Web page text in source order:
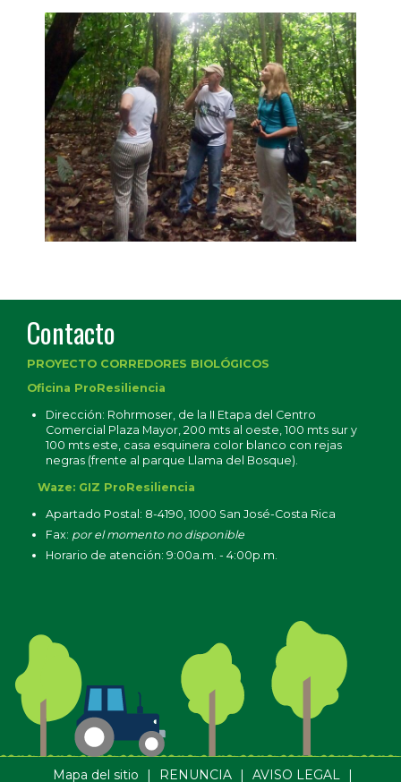
Contacto
PROYECTO CORREDORES BIOLÓGICOS
Oficina ProResiliencia
Dirección: Rohrmoser, de la II Etapa del Centro
Comercial Plaza Mayor, 200 mts al oeste, 100 mts sur y
100 mts este, casa esquinera color blanco con rejas
negras (frente al parque Llama del Bosque).
Waze: GIZ ProResiliencia
Apartado Postal: 8-4190, 1000 San José-Costa Rica
Fax: por el momento no disponible
Horario de atención: 9:00a.m. - 4:00p.m.
Mapa del sitio | RENUNCIA | AVISO LEGAL |